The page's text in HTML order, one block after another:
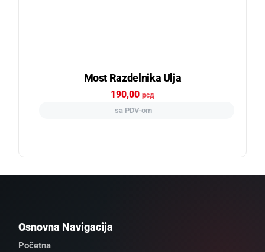
Most Razdelnika Ulja
190,00 рсд
sa PDV-om
Osnovna Navigacija
Početna